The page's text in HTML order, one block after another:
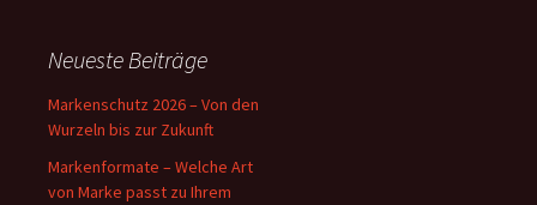
Neueste Beiträge
Markenschutz 2026 – Von den
Wurzeln bis zur Zukunft
Markenformate – Welche Art
von Marke passt zu Ihrem